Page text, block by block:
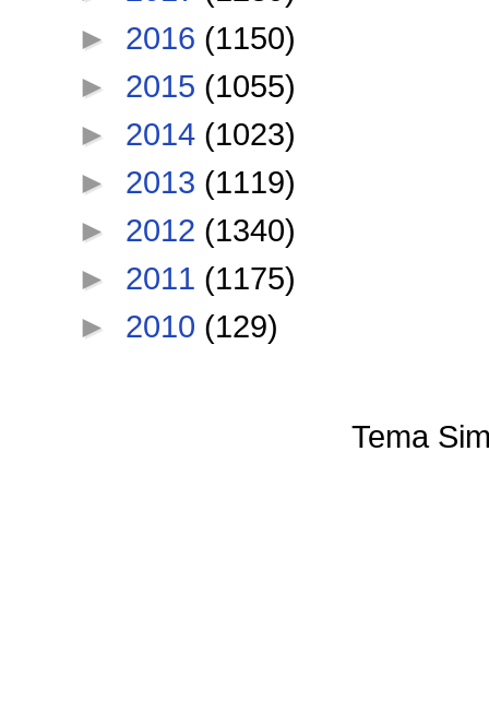
► 2016 (1150)
► 2015 (1055)
► 2014 (1023)
► 2013 (1119)
► 2012 (1340)
► 2011 (1175)
► 2010 (129)
Tema